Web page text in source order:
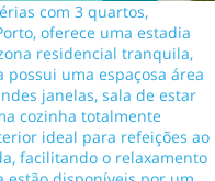
com 3 quartos,
oferece uma estadia
residencial tranquila,
uma espaçosa área
janelas, sala de estar
cozinha totalmente
ideal para refeições ao
facilitando o relaxamento